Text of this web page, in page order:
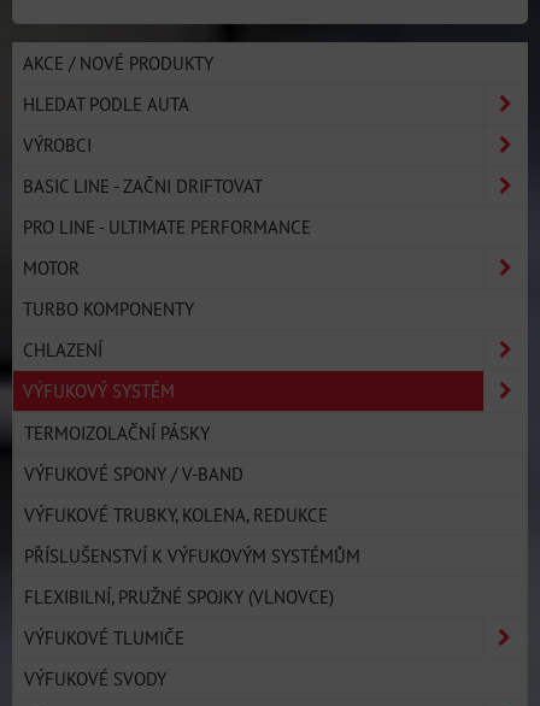
AKCE / NOVÉ PRODUKTY
HLEDAT PODLE AUTA
VÝROBCI
BASIC LINE - ZAČNI DRIFTOVAT
PRO LINE - ULTIMATE PERFORMANCE
MOTOR
TURBO KOMPONENTY
CHLAZENÍ
VÝFUKOVÝ SYSTÉM
TERMOIZOLAČNÍ PÁSKY
VÝFUKOVÉ SPONY / V-BAND
VÝFUKOVÉ TRUBKY, KOLENA, REDUKCE
PŘÍSLUŠENSTVÍ K VÝFUKOVÝM SYSTÉMŮM
FLEXIBILNÍ, PRUŽNÉ SPOJKY (VLNOVCE)
VÝFUKOVÉ TLUMIČE
VÝFUKOVÉ SVODY